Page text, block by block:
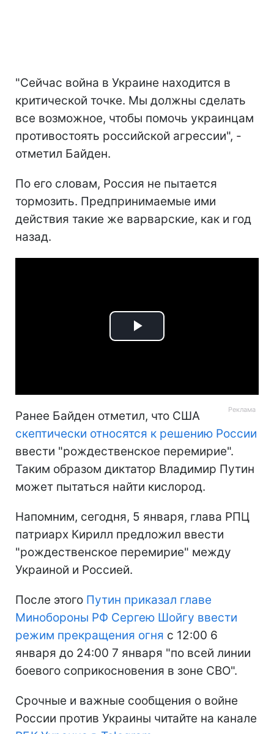
"Сейчас война в Украине находится в
критической точке. Мы должны сделать
все возможное, чтобы помочь украинцам
противостоять российской агрессии", -
отметил Байден.
По его словам, Россия не пытается
тормозить. Предпринимаемые ими
действия такие же варварские, как и год
назад.
Play
Ранее Байден отметил, что США
скептически относятся к решению России
ввести "рождественское перемирие".
Таким образом диктатор Владимир Путин
может пытаться найти кислород.
Напомним, сегодня, 5 января, глава РПЦ
патриарх Кирилл предложил ввести
"рождественское перемирие" между
Украиной и Россией.
После этого Путин приказал главе
Минобороны РФ Сергею Шойгу ввести
режим прекращения огня с 12:00 6
января до 24:00 7 января "по всей линии
боевого соприкосновения в зоне СВО".
Срочные и важные сообщения о войне
России против Украины читайте на канале